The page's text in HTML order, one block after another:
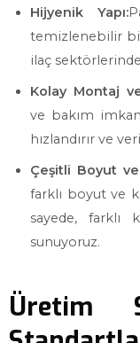
Hijyenik Yapı:
temizlenebilir
ilaç
Kolay Montaj
ve bakım
hızlandırır ve
Çeşitli Boyut
farklı boyut ve
sayede, farklı
sunuyoruz.
Üretim